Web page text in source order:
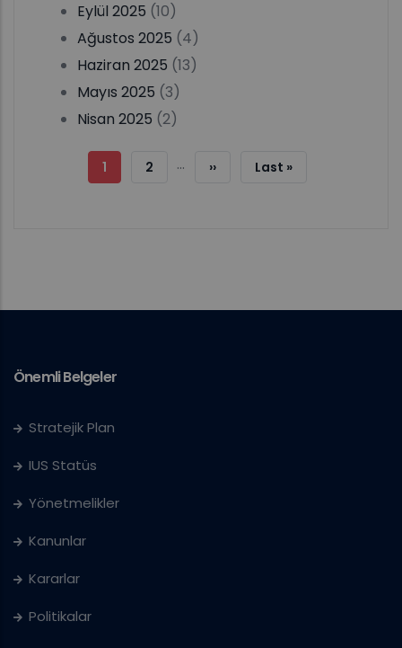
Eylül 2025 (10)
Ağustos 2025 (4)
Haziran 2025 (13)
Mayıs 2025 (3)
Nisan 2025 (2)
Sayfalama
Şu
1 Sayfa
2 …
Sonraki
››
Son
Last »
Önemli Belgeler
Stratejik Plan
IUS Statüs
Yönetmelikler
Kanunlar
Kararlar
Politikalar